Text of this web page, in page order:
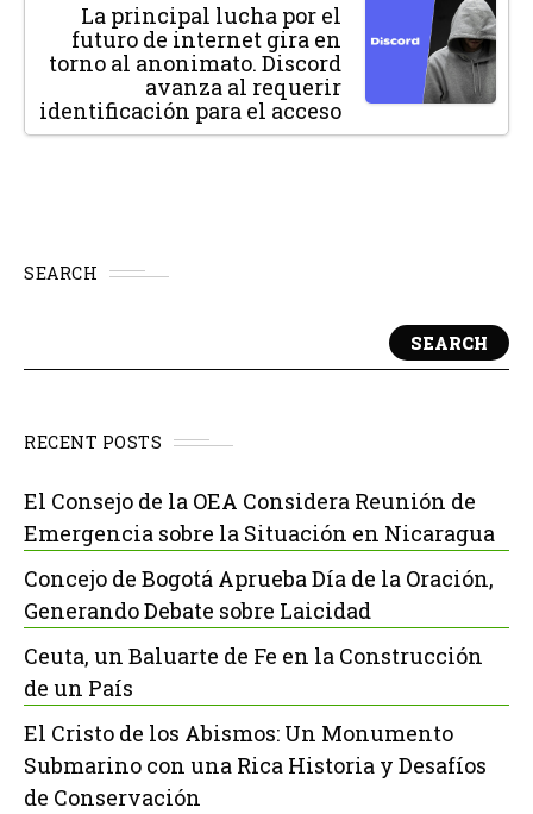
La principal lucha por el
futuro de internet gira en
torno al anonimato. Discord
avanza al requerir
identificación para el acceso
SEARCH
SEARCH
RECENT POSTS
El Consejo de la OEA Considera Reunión de
Emergencia sobre la Situación en Nicaragua
Concejo de Bogotá Aprueba Día de la Oración,
Generando Debate sobre Laicidad
Ceuta, un Baluarte de Fe en la Construcción
de un País
El Cristo de los Abismos: Un Monumento
Submarino con una Rica Historia y Desafíos
de Conservación